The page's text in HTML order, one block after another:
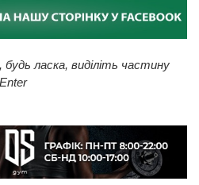
ласка, виділіть частину